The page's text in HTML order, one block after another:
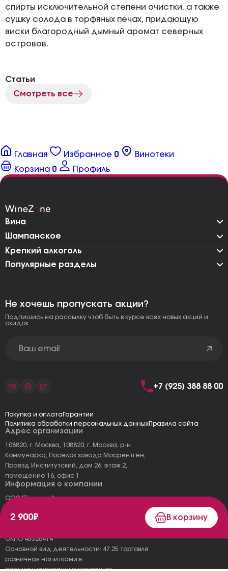
2 900₽ В корзину
спирты исключительной степени очистки, а также
сушку солода в торфяных печах, придающую
виски благородный дымный аромат северных
островов.
Статьи
Смотреть все
Главная Избранное 0
Винотеки
Корзина 0 Профиль
Вина
Шампанское
Крепкий алкоголь
Популярные разделы
Адрес организации
108820, г. Москва, 108820, г. Москва, р-н
Коммунарка, Поселок завода Мосрентген,
Проезд Институтский, дом 26, этаж 2,
помещение 16, офис 1
Информация о компании
ООО "Тоскана"
КПП: 775101001
ОКПО 45326414
Основной вид деятельности: 47.25 торговля
розничная напитками в
специализированных магазинах
Не хочешь пропускать акции?
Подпишись на рассылку чтоб быть в курсе всех новых акций и
скидок
+7 (925) 388 88 00
Покупка и оплата Гарантии
Политика обработки персональных данныхПравила сайта